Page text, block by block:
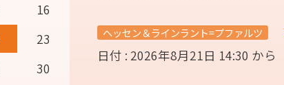
16
23
30
ヘッセン＆ラインラント=プファルツ
日付 : 2026年8月21日 14:30 から